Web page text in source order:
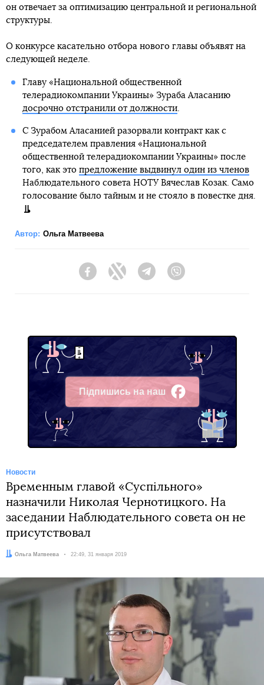
он отвечает за оптимизацию центральной и региональной
структуры.
О конкурсе касательно отбора нового главы объявят на
следующей неделе.
Главу «Национальной общественной
телерадиокомпании Украины» Зураба Аласанию
досрочно отстранили от должности.
С Зурабом Аласанией разорвали контракт как с
председателем правления «Национальной
общественной телерадиокомпании Украины» после
того, как это предложение выдвинул один из членов
Наблюдательного совета НОТУ Вячеслав Козак. Само
голосование было тайным и не стояло в повестке дня.
Автор: Ольга Матвеева
FacebookTwitter Telegram
Підпишись на наш
Facebook
Новости
Временным главой «Суспільного»
назначили Николая Чернотицкого. На
заседании Наблюдательного совета он не
присутствовал
Автор:
Ольга Матвеева Дата:
22:49, 31 января 2019